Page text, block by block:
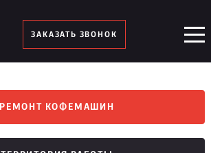
ЗАКАЗАТЬ ЗВОНОК
РЕМОНТ КОФЕМАШИН